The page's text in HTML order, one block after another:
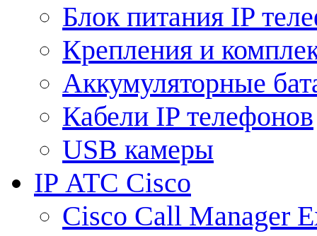
Блок питания IP
Крепления и
Аккумуляторные
Кабели IP телефонов
USB камеры
IP АТС Cisco
Cisco Call Manager